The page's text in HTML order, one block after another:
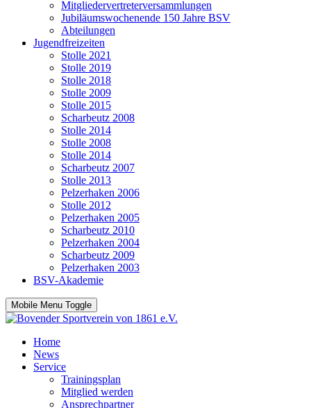
Mitgliedervertreterversammlungen
Jubiläumswochenende 150 Jahre BSV
Abteilungen
Jugendfreizeiten
Stolle 2021
Stolle 2019
Stolle 2018
Stolle 2009
Stolle 2015
Scharbeutz 2008
Stolle 2014
Stolle 2008
Stolle 2014
Scharbeutz 2007
Stolle 2013
Pelzerhaken 2006
Stolle 2012
Pelzerhaken 2005
Scharbeutz 2010
Pelzerhaken 2004
Scharbeutz 2009
Pelzerhaken 2003
BSV-Akademie
Mobile Menu Toggle
Home
News
Service
Trainingsplan
Mitglied werden
Ansprechpartner